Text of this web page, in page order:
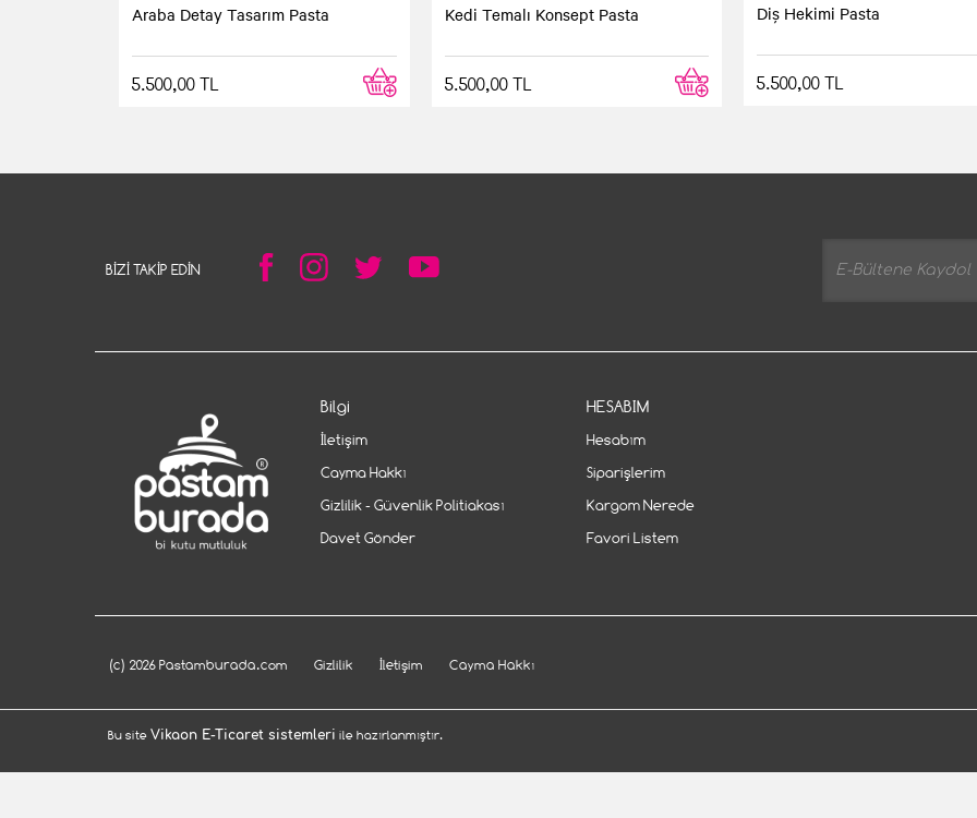
Araba Detay Tasarım Pasta
5.500,00 TL
Kedi Temalı Konsept Pasta
5.500,00 TL
Diş Hekimi Pasta
5.500,00 TL
BIZI TAKIP EDIN
Bilgi
İletişim
Cayma Hakkı
Gizlilik - Güvenlik Politiakası
Davet Gönder
HESABIM
Hesabım
Siparişlerim
Kargom Nerede
Favori Listem
(c) 2026 Pastamburada.com Gizlilik İletişim Cayma Hakkı
Bu site Vikaon E-Ticaret sistemleri ile hazırlanmıştır.